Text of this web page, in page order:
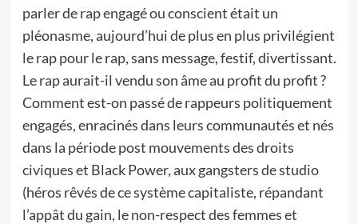
parler de rap engagé ou conscient était un
pléonasme, aujourd’hui de plus en plus privilégient
le rap pour le rap, sans message, festif, divertissant.
Le rap aurait-il vendu son âme au profit du profit ?
Comment est-on passé de rappeurs politiquement
engagés, enracinés dans leurs communautés et nés
dans la période post mouvements des droits
civiques et Black Power, aux gangsters de studio
(héros rêvés de ce système capitaliste, répandant
l’appât du gain, le non-respect des femmes et